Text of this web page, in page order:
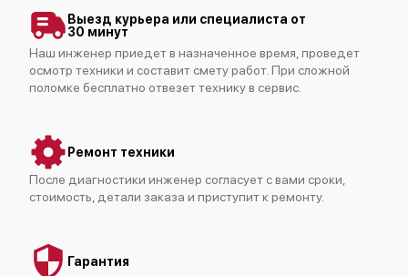
Выезд курьера или специалиста от
30 минут
Наш инженер приедет в назначенное время, проведет
осмотр техники и составит смету работ. При сложной
поломке бесплатно отвезет технику в сервис.
Ремонт техники
После диагностики инженер согласует с вами сроки,
стоимость, детали заказа и приступит к ремонту.
Гарантия